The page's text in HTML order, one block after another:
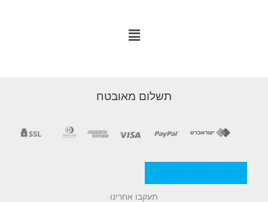
M
M
n
תשלום מאובטח
תעקבו אחרינו